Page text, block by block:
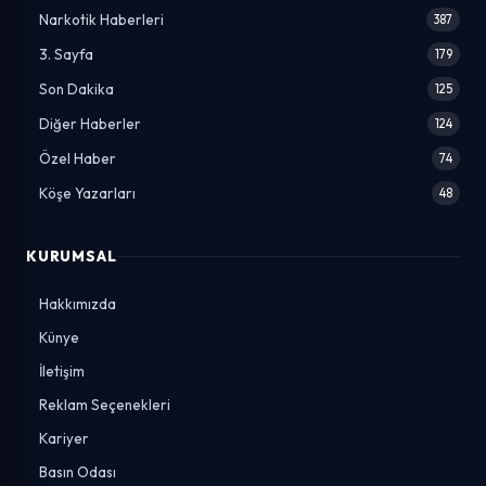
Narkotik Haberleri 387
3. Sayfa 179
Son Dakika 125
Diğer Haberler 124
Özel Haber 74
Köşe Yazarları 48
KURUMSAL
Hakkımızda
Künye
İletişim
Reklam Seçenekleri
Kariyer
Basın Odası